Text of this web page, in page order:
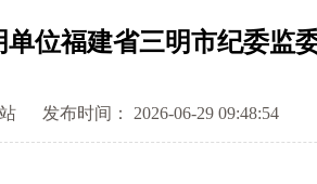
位福建省三明市纪委监
发布时间： 2026-06-29 09:48:54